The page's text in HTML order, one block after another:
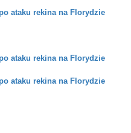
ataku rekina na Florydzie
ataku rekina na Florydzie
ataku rekina na Florydzie